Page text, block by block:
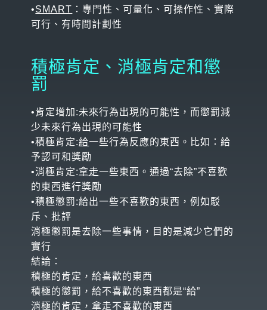
•SMART ：專門性、可量化、可操作性、實際
可行、有時間計劃性
積極肯定、消極肯定和懲
罰
•肯定增加:未來行為出現的可能性，而懲罰減
少未來行為出現的可能性
•積極肯定:給一些行為反應的東西。比如：給
予認可和獎勵
•消極肯定:拿走一些東西。通過“去除”不喜歡
的東西進行獎勵
•積極懲罰:給出一些不喜歡的東西，例如駁
斥、批評
消極懲罰是去除一些事情，目的是減少它們的
實行
結論：
積極的肯定，給喜歡的東西
積極的懲罰，給不喜歡的東西都是“給”
消極的肯定，拿走不喜歡的東西